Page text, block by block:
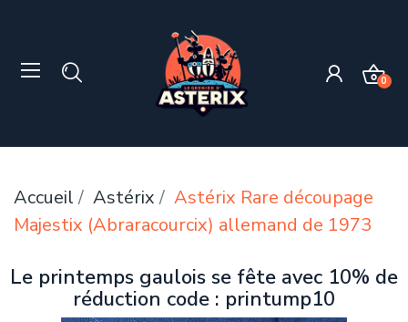
0
Accueil Astérix
Astérix Rare découpage
Majestix (Abraracourcix) allemand de 1973
Le printemps gaulois se fête avec 10% de
réduction code : printump10